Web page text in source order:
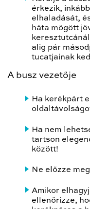
érkezik,
elhaladását,
háta mögött
alig pár
tucatjainak
A busz vezetője
Ha kerékpárt
Ha nem
tartson
között!
Ne előzze
Amikor
ellenőrizze,